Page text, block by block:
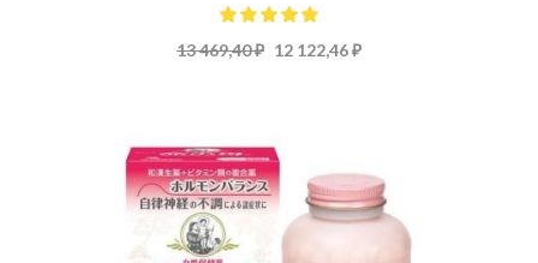
13 469,40 ₽ 12 122,46 ₽